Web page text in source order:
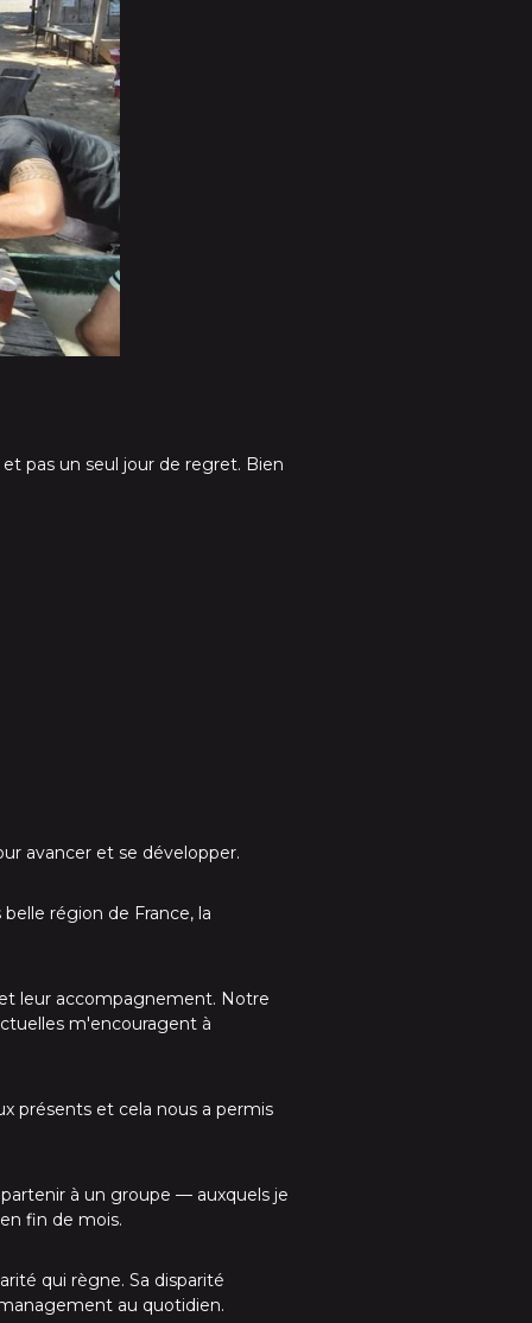
pas un seul jour de regret. Bien
avancer et se développer.
région de France, la
leur accompagnement. Notre
m'encouragent à
présents et cela nous a permis
à un groupe — auxquels je
fin de mois.
qui règne. Sa disparité
au quotidien.